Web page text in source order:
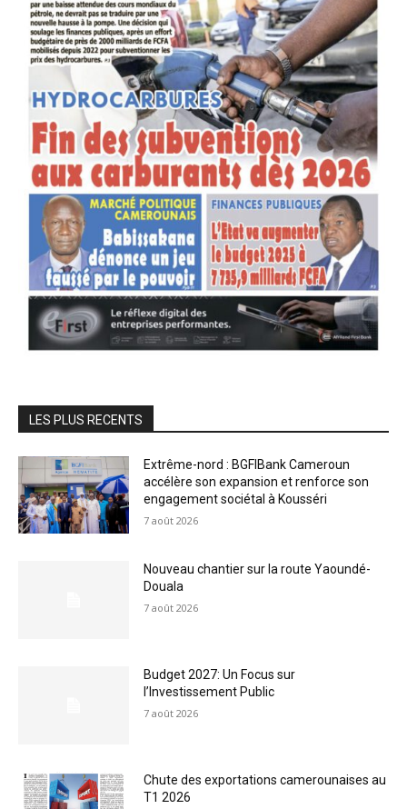
LES PLUS RECENTS
Extrême-nord : BGFIBank Cameroun
accélère son expansion et renforce son
engagement sociétal à Kousséri
7 août 2026
Nouveau chantier sur la route Yaoundé-
Douala
7 août 2026
Budget 2027: Un Focus sur
l’Investissement Public
7 août 2026
Chute des exportations camerounaises au
T1 2026